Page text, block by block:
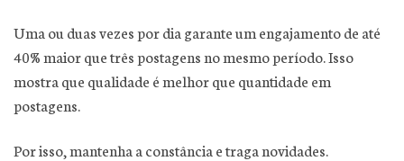
Uma ou duas vezes por dia garante um engajamento de até
40% maior que três postagens no mesmo período. Isso
mostra que qualidade é melhor que quantidade em
postagens.
Por isso, mantenha a constância e traga novidades.